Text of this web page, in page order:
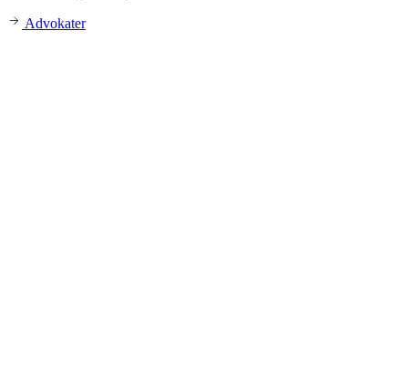
Advokater